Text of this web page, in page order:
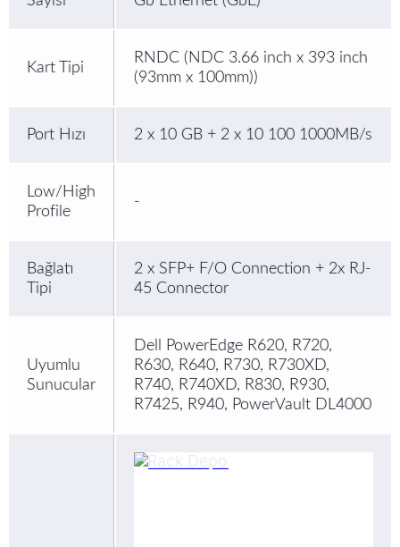
Kart Tipi
RNDC (NDC 3.66 inch x 393 inch
(93mm x 100mm))
Port Hızı 2 x 10 GB + 2 x 10 100 1000MB/s
Low/High
Profile
-
Bağlatı
Tipi
2 x SFP+ F/O Connection + 2x RJ-
45 Connector
Uyumlu
Sunucular
Dell PowerEdge R620, R720,
R630, R640, R730, R730XD,
R740, R740XD, R830, R930,
R7425, R940, PowerVault DL4000